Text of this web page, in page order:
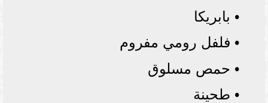
• بابريكا
• فلفل رومي مفروم
• حمص مسلوق
• طحينة